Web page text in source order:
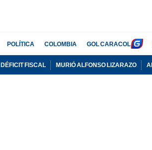
POLÍTICA COLOMBIA GOL CARACOL
DÉFICIT FISCAL MURIÓ ALFONSO LIZARAZO